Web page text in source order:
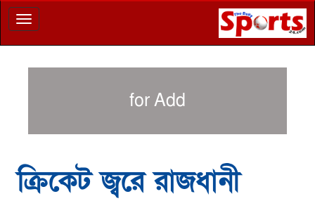
Toggle
navigation
for Add
ক্রিকেট জ্বরে রাজধানী